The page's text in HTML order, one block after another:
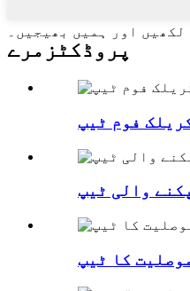
اور ہمیں بھیجیں۔
پروڈکٹزمرے
فوم ٹیپ
والی ٹیپ
کا ٹیپ